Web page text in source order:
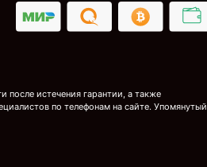
после истечения гарантии, а также
по телефонам на сайте. Упомянутый